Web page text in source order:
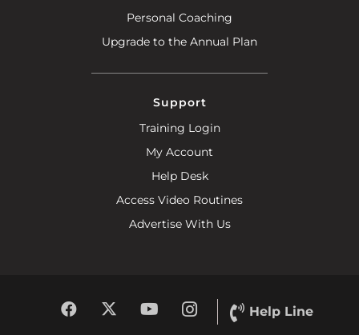
Personal Coaching
Upgrade to the Annual Plan
Support
Training Login
My Account
Help Desk
Access Video Routines
Advertise With Us
Help Line